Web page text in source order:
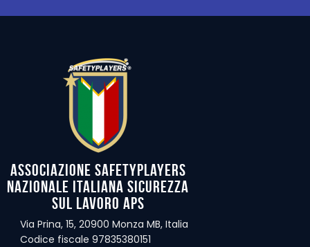
Associazione Safetyplayers
Nazionale Italiana Sicurezza
sul Lavoro APS
Via Prina, 15, 20900 Monza MB, Italia
Codice fiscale 97835380151